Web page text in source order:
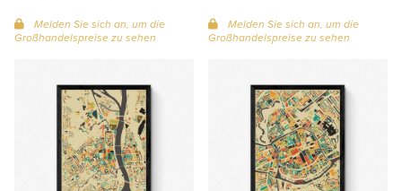
Melden Sie sich an, um die
Großhandelspreise zu sehen
Melden Sie sich an, um die
Großhandelspreise zu sehen